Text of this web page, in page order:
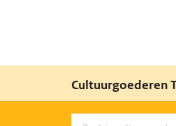
Cultuurgoederen